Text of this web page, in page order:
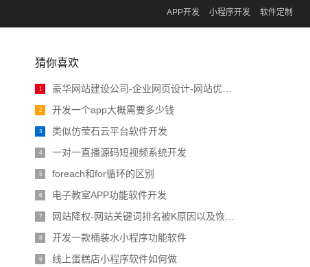
APP开发 小程序开发 软件定制
猜你喜欢
1 豪华网站建设公司-企业网页设计-网站优化公司
2 开发一个app大概需要多少钱
3 类似仿莹石云平台软件开发
4 一对一直播源码短视频系统开发
5 foreach和for循环的区别
6 电子教室APP功能软件开发
7 网站降权-网站关键词排名被K原因以及恢复方法
8 开发一款桶装水小程序功能软件
9 线上蛋糕店小程序软件如何做